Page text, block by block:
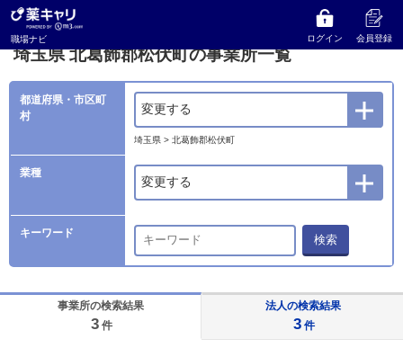
職場ナビ ログイン 会員登録
薬キャリ 職場ナビ 北葛飾郡松伏町の事業所一覧
埼玉県 北葛飾郡松伏町の事業所一覧
都道府県・市区町
村
変更する
埼玉県 > 北葛飾郡松伏町
業種
変更する
キーワード 検索
事業所の検索結果
3 件
法人の検索結果
3 件